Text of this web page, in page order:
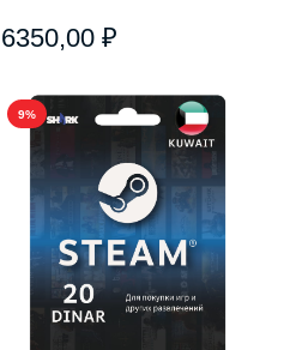
6350,00₽
9%